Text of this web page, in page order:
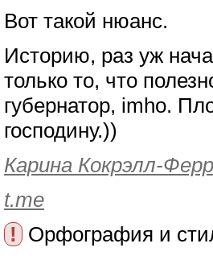
Вот такой нюанс.
Историю, раз уж
только то, что
губернатор, imho.
господину.))
Карина Кокрэлл-
t.me
!
Орфография и